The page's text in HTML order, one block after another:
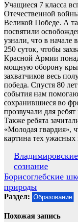
Учащиеся 7 класса
Отечественной
Великой Победе. А
посвятили
узнали, что в начале
250 суток, чтобы
Красной Армии
мощную оборону
захватчиков весь
победа. Спустя 80
события нам
сохранившиеся во
прозвучали для
Также ребята
«Молодая гвардия»,
картина тех ужасных
Навигация
по
записям
сознание
Борисоглебские
природы
Раздел: Образование
Похожая запись